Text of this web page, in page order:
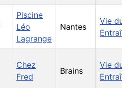
Piscine
Léo
Lagrange
Nantes
Vie du
Chez
Fred
Brains
Vie du